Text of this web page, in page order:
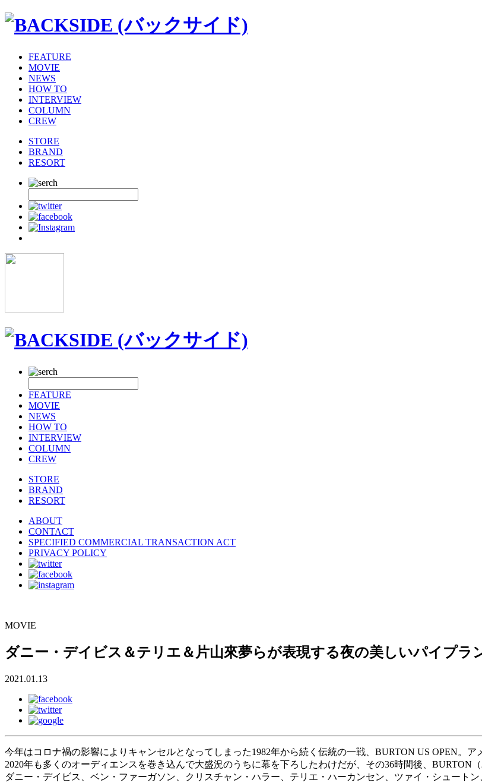
FEATURE
MOVIE
NEWS
HOW TO
INTERVIEW
COLUMN
CREW
STORE
BRAND
RESORT
FEATURE
MOVIE
NEWS
HOW TO
INTERVIEW
COLUMN
CREW
STORE
BRAND
RESORT
ABOUT
CONTACT
SPECIFIED COMMERCIAL TRANSACTION ACT
PRIVACY POLICY
MOVIE
ダニー・デイビス＆テリエ＆片山來夢らが表現する夜の美しいパイプラ
2021.01.13
今年はコロナ禍の影響によりキャンセルとなってしまった1982年から続く伝統の一戦、BURTON US OPEN。
2020年も多くのオーディエンスを巻き込んで大盛況のうちに幕を下ろしたわけだが、その36時間後、BURTON
ダニー・デイビス、ベン・ファーガソン、クリスチャン・ハラー、テリエ・ハーカンセン、ツァイ・シュート